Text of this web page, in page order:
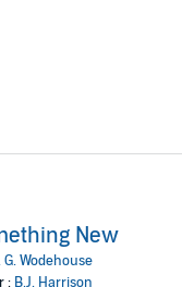
New
G. Wodehouse
: B.J. Harrison